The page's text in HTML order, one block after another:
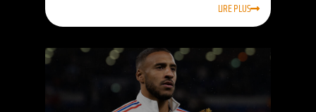
LIRE PLUS